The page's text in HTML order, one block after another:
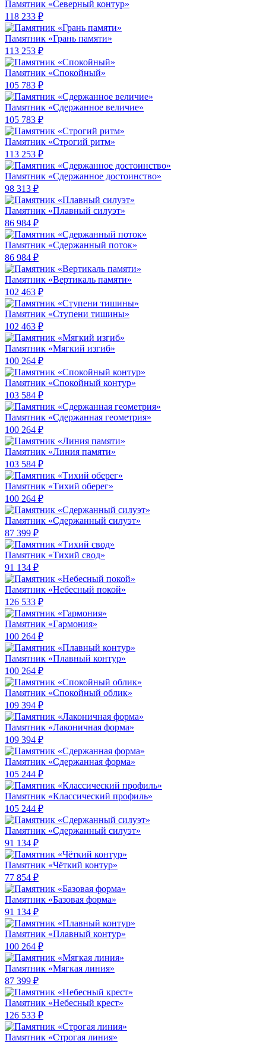
Памятник «Северный контур»
118 233 ₽
Памятник «Грань памяти»
113 253 ₽
Памятник «Спокойный»
105 783 ₽
Памятник «Сдержанное величие»
105 783 ₽
Памятник «Строгий ритм»
113 253 ₽
Памятник «Сдержанное достоинство»
98 313 ₽
Памятник «Плавный силуэт»
86 984 ₽
Памятник «Сдержанный поток»
86 984 ₽
Памятник «Вертикаль памяти»
102 463 ₽
Памятник «Ступени тишины»
102 463 ₽
Памятник «Мягкий изгиб»
100 264 ₽
Памятник «Спокойный контур»
103 584 ₽
Памятник «Сдержанная геометрия»
100 264 ₽
Памятник «Линия памяти»
103 584 ₽
Памятник «Тихий оберег»
100 264 ₽
Памятник «Сдержанный силуэт»
87 399 ₽
Памятник «Тихий свод»
91 134 ₽
Памятник «Небесный покой»
126 533 ₽
Памятник «Гармония»
100 264 ₽
Памятник «Плавный контур»
100 264 ₽
Памятник «Спокойный облик»
109 394 ₽
Памятник «Лаконичная форма»
109 394 ₽
Памятник «Сдержанная форма»
105 244 ₽
Памятник «Классический профиль»
105 244 ₽
Памятник «Сдержанный силуэт»
91 134 ₽
Памятник «Чёткий контур»
77 854 ₽
Памятник «Базовая форма»
91 134 ₽
Памятник «Плавный контур»
100 264 ₽
Памятник «Мягкая линия»
87 399 ₽
Памятник «Небесный крест»
126 533 ₽
Памятник «Строгая линия»